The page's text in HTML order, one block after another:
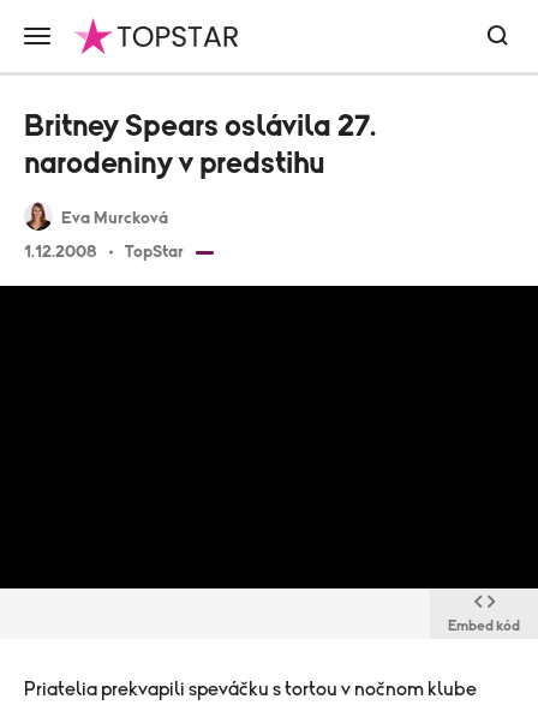
Eva Murcková
1.12.2008
TopStar
Britney Spears oslávila 27.
narodeniny v predstihu
Embed kód
Priatelia prekvapili speváčku s tortou v nočnom klube